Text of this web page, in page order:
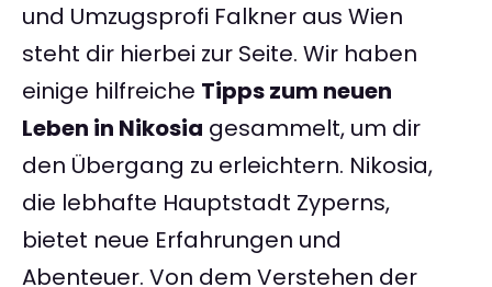
und Umzugsprofi Falkner aus Wien
steht dir hierbei zur Seite. Wir haben
einige hilfreiche Tipps zum neuen
Leben in Nikosia gesammelt, um dir
den Übergang zu erleichtern. Nikosia,
die lebhafte Hauptstadt Zyperns,
bietet neue Erfahrungen und
Abenteuer. Von dem Verstehen der